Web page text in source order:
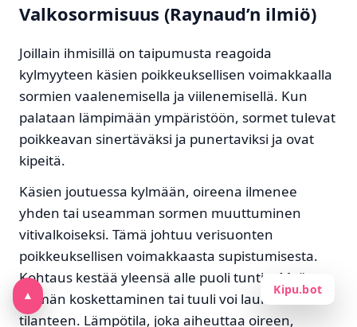
Valkosormisuus (Raynaud’n ilmiö)
Joillain ihmisillä on taipumusta reagoida
kylmyyteen käsien poikkeuksellisen voimakkaalla
sormien vaalenemisella ja viilenemisellä. Kun
palataan lämpimään ympäristöön, sormet tulevat
poikkeavan sinertäväksi ja punertaviksi ja ovat
kipeitä.
Käsien joutuessa kylmään, oireena ilmenee
yhden tai useamman sormen muuttuminen
vitivalkoiseksi. Tämä johtuu verisuonten
poikkeuksellisen voimakkaasta supistumisesta.
Kohtaus kestää yleensä alle puoli tuntia. Myös
kylmän koskettaminen tai tuuli voi laukaista
tilanteen. Lämpötila, joka aiheuttaa oireen,
▲ Kipu.bot